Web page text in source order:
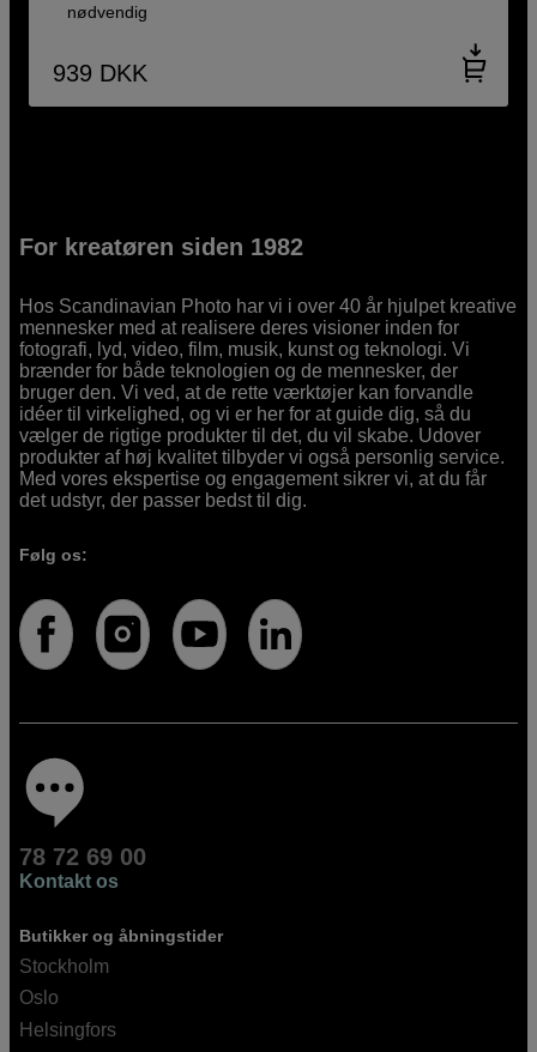
nødvendig
939 DKK
For kreatøren siden 1982
Hos Scandinavian Photo har vi i over 40 år hjulpet kreative
mennesker med at realisere deres visioner inden for
fotografi, lyd, video, film, musik, kunst og teknologi. Vi
brænder for både teknologien og de mennesker, der
bruger den. Vi ved, at de rette værktøjer kan forvandle
idéer til virkelighed, og vi er her for at guide dig, så du
vælger de rigtige produkter til det, du vil skabe. Udover
produkter af høj kvalitet tilbyder vi også personlig service.
Med vores ekspertise og engagement sikrer vi, at du får
det udstyr, der passer bedst til dig.
Følg os:
78 72 69 00
Kontakt os
Butikker og åbningstider
Stockholm
Oslo
Helsingfors